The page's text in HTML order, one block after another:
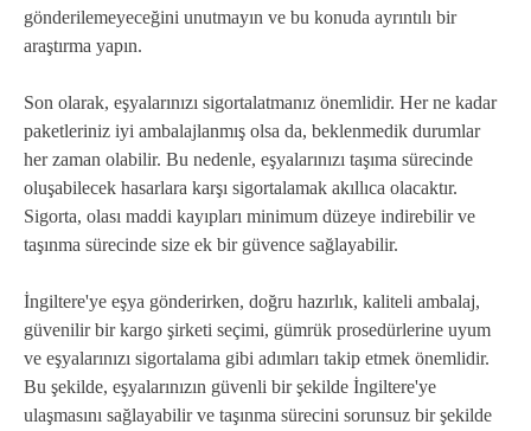
gönderilemeyeceğini unutmayın ve bu konuda ayrıntılı bir
araştırma yapın.
Son olarak, eşyalarınızı sigortalatmanız önemlidir. Her ne kadar
paketleriniz iyi ambalajlanmış olsa da, beklenmedik durumlar
her zaman olabilir. Bu nedenle, eşyalarınızı taşıma sürecinde
oluşabilecek hasarlara karşı sigortalamak akıllıca olacaktır.
Sigorta, olası maddi kayıpları minimum düzeye indirebilir ve
taşınma sürecinde size ek bir güvence sağlayabilir.
İngiltere'ye eşya gönderirken, doğru hazırlık, kaliteli ambalaj,
güvenilir bir kargo şirketi seçimi, gümrük prosedürlerine uyum
ve eşyalarınızı sigortalama gibi adımları takip etmek önemlidir.
Bu şekilde, eşyalarınızın güvenli bir şekilde İngiltere'ye
ulaşmasını sağlayabilir ve taşınma sürecini sorunsuz bir şekilde